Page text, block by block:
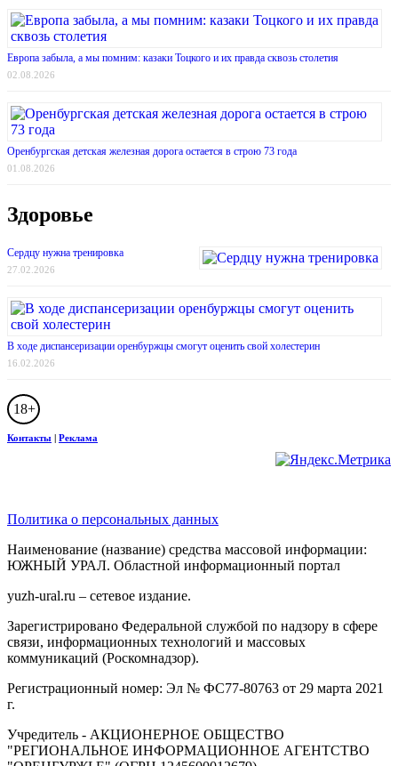
Европа забыла, а мы помним: казаки Тоцкого и их правда сквозь столетия
02.08.2026
Оренбургская детская железная дорога остается в строю 73 года
01.08.2026
Здоровье
Сердцу нужна тренировка
27.02.2026
В ходе диспансеризации оренбуржцы смогут оценить свой холестерин
16.02.2026
18+
Контакты | Реклама
Политика о персональных данных
Наименование (название) средства массовой информации:
ЮЖНЫЙ УРАЛ. Областной информационный портал
yuzh-ural.ru – сетевое издание.
Зарегистрировано Федеральной службой по надзору в сфере
связи, информационных технологий и массовых
коммуникаций (Роскомнадзор).
Регистрационный номер: Эл № ФС77-80763 от 29 марта 2021
г.
Учредитель - АКЦИОНЕРНОЕ ОБЩЕСТВО
"РЕГИОНАЛЬНОЕ ИНФОРМАЦИОННОЕ АГЕНТСТВО